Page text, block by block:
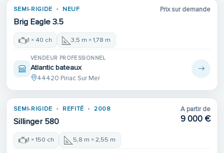
SEMI-RIGIDE NEUF
Brig Eagle 3.5
Prix sur demande
1 × 40 ch 3,5 m × 1,78 m
VENDEUR PROFESSIONNEL
Atlantic bateaux
44420 Piriac Sur Mer
REFIT
SEMI-RIGIDE REFITÉ 2008
Sillinger 580
A partir de
9 000 €
1 × 150 ch 5,8 m × 2,55 m